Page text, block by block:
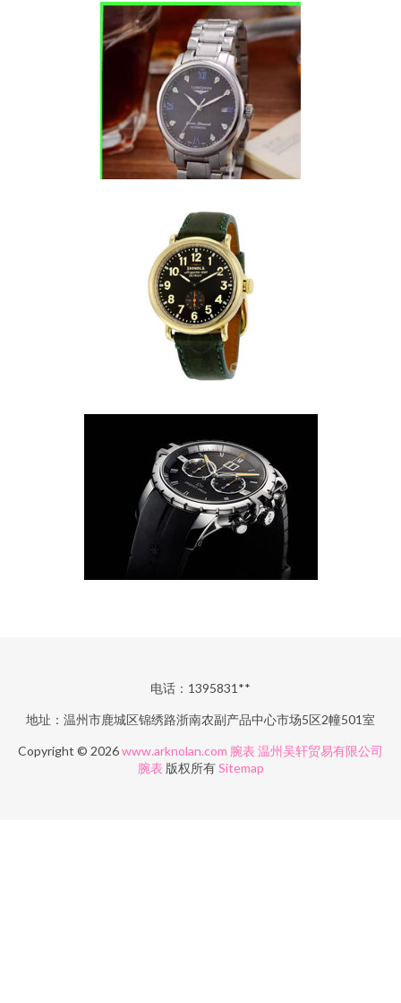
电话：1395831**
地址：温州市鹿城区锦绣路浙南农副产品中心市场5区2幢501室
Copyright © 2026www.arknolan.com 腕表 温州吴轩贸易有限公司
腕表 版权所有Sitemap